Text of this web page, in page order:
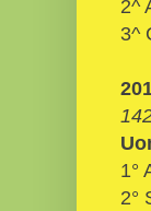
2^
3^
1°
2°